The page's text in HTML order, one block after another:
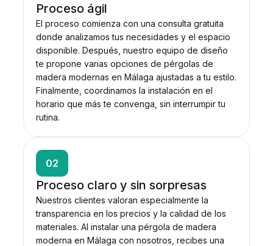
Proceso ágil
El proceso comienza con una consulta gratuita
donde analizamos tus necesidades y el espacio
disponible. Después, nuestro equipo de diseño
te propone varias opciones de pérgolas de
madera modernas en Málaga ajustadas a tu estilo.
Finalmente, coordinamos la instalación en el
horario que más te convenga, sin interrumpir tu
rutina.
02
Proceso claro y sin sorpresas
Nuestros clientes valoran especialmente la
transparencia en los precios y la calidad de los
materiales. Al instalar una pérgola de madera
moderna en Málaga con nosotros, recibes una